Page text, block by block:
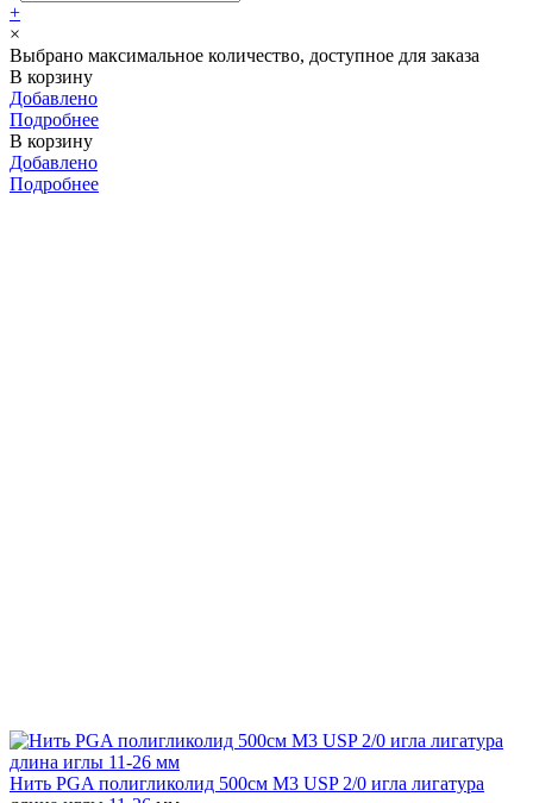
+
×
Выбрано максимальное количество, доступное для заказа
В корзину
Добавлено
Подробнее
В корзину
Добавлено
Подробнее
Нить PGA полигликолид 500см М3 USP 2/0 игла лигатура